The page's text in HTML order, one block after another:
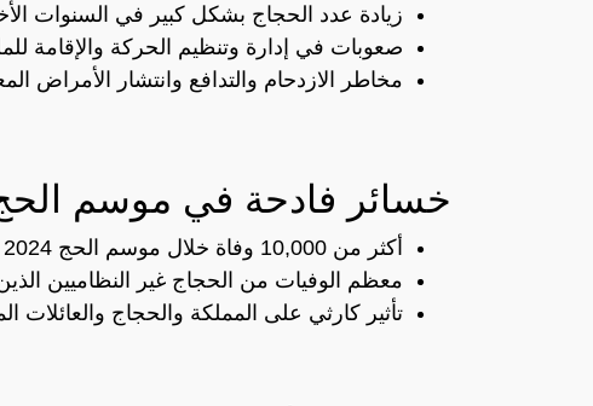
زيادة عدد الحجاج بشكل كبير في السنوات
صعوبات في إدارة وتنظيم الحركة والإقامة
مخاطر الازدحام والتدافع وانتشار الأمراض
خسائر فادحة في موسم الحج
أكثر من 10,000 وفاة خلال موسم الحج 2024
معظم الوفيات من الحجاج غير النظاميين
تأثير كارثي على المملكة والحجاج والعائلات